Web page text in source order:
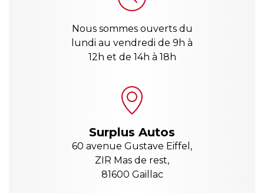
Nous sommes ouverts du
lundi au vendredi de 9h à
12h et de 14h à 18h
Surplus Autos
60 avenue Gustave Eiffel,
ZIR Mas de rest,
81600 Gaillac